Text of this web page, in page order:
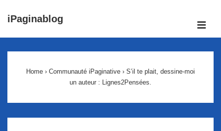
passer
iPaginablog
Home › Communauté iPaginative › S’il te plait, dessine-moi
un auteur : Lignes2Pensées.